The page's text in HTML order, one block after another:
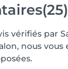
(25)
vérifiés par
nous